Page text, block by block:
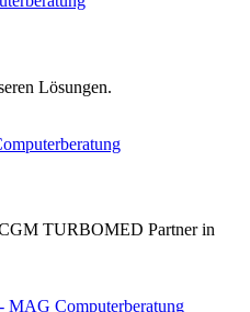
Lösungen.
TURBOMED Partner in